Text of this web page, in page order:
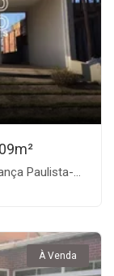
Paulista-SP
À Venda